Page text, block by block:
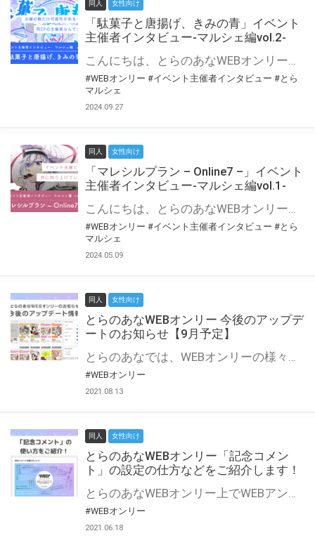
同人 女性向け
「駄菓子と唐揚げ、きみの青」イベント
主催者インタビュー-マルシェ編vol.2-
こんにちは、とらのあなWEBオンリー運営スタッフです。 新たにお届けする、イベント主催者インタビュー-マルシェ編-は、 とらのあなWEBオンリー「マルシェ」をご利用の主催様に 「マルシェ」を使ってイベントを開催した感想や心がけをお聞きする企画です。 今回は、WEBオンリー初開催「駄菓子と唐揚げ、きみの青」より、 主催のぎこ六屋様にお話を伺いました。 協力：ぎこ六屋様／イベント公式Twitter（@krkgwks） とらのあなWEBオンリー「マルシェ」とは？ WEBオンリーでリアルタイムでコミュニケーションがとれるオンライン会場です。
#WEBオンリー #イベント主催者インタビュー #とら
マルシェ
2024.09.27
同人 女性向け
「マレシルプラン – Online7 –」イベント
主催者インタビュー-マルシェ編vol.1-
こんにちは、とらのあなWEBオンリー運営スタッフです。 新たにお届けする、イベント主催者インタビュー-マルシェ編-は、 とらのあなWEBオンリー「マルシェ」をご利用した主催様に 「マルシェ」を使って開催した感想や心がけをお聞きする企画です。 今回は、WEBオンリー開催7回目迎えた「マレシルプラン – Online7 –」より、 主催の玉川うた様にお話を伺いました。 ▼マレシルプランのインタビュー前回記事 「イベント主催者インタビュー vol.6」はこちら 協力：玉川うた様（マレシルプラン実行委員会 代表）／イベント公式Twitter（@mallesil_plan） とらのあなWEBオンリー「マルシェ」とは？ WEBオンリーでリアルタイムでコミュニケーションがとれるオンライン会場です。
#WEBオンリー #イベント主催者インタビュー #とら
マルシェ
2024.05.09
同人 女性向け
とらのあなWEBオンリー 今後のアップデ
ートのお知らせ【9月予定】
とらのあなでは、WEBオンリーの様々な支援を実施しています。 今回は2021年9月に実装を予定しているアップデート情報についてご紹介いたします。 とらのあなWEBオンリーサイトはこちら
#WEBオンリー
2021.08.13
同人 女性向け
とらのあなWEBオンリー「記念コメン
ト」の設定の仕方などをご紹介します！
とらのあなWEBオンリー上でWEBアンソロジーが作成できる「記念コメント」について、その使い方や作成手順を解説します！ 支援タイプを「サークル参加型」「サークル参加型・マルシェ(イベント会場)機能付き」でお申し込みいただいている主催者様はぜひご活用ください♪ とらのあなWEBオンリーサイトはこちら
#WEBオンリー
2021.06.18